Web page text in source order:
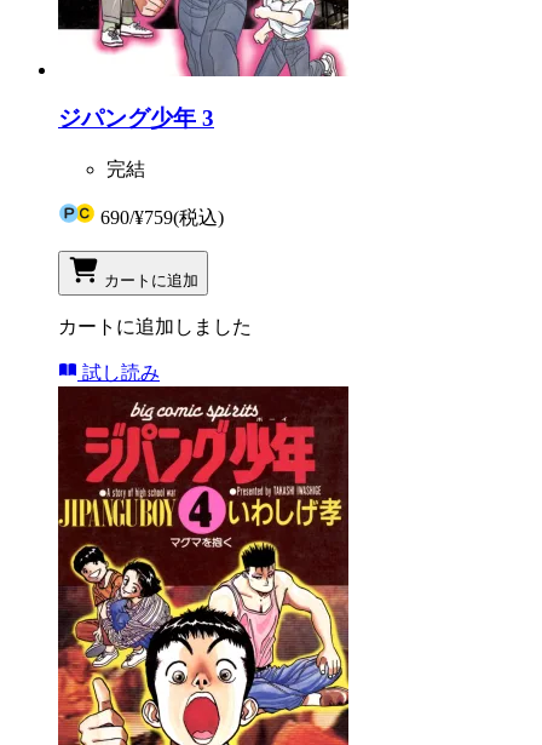
ジパング少年 3
完結
690/¥759(税込)
カートに追加
カートに追加しました
試し読み